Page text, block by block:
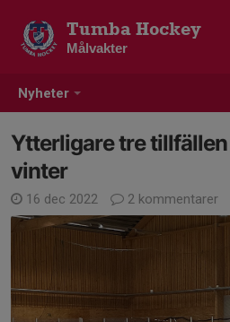
Nyheter
Tumba Hockey
Målvakter
Ytterligare tre tillfällen
vinter
16 dec 2022 2 kommentarer